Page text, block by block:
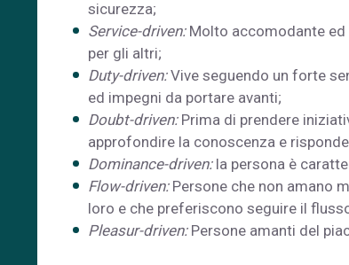
sicurezza;
Service-driven:Molto accomodante ed
per gli altri;
Duty-driven:Vive seguendo un forte
ed impegni da portare avanti;
Doubt-driven: Prima di prendere
approfondire la conoscenza e
Dominance-driven:la persona è
Flow-driven:Persone che non amano
loro e che preferiscono seguire il
Pleasur-driven:Persone amanti del